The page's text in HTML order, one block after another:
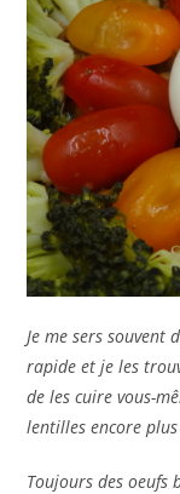
Je me sers souvent
rapide et je les
de les cuire vous-
lentilles encore plus
Toujours des oeufs